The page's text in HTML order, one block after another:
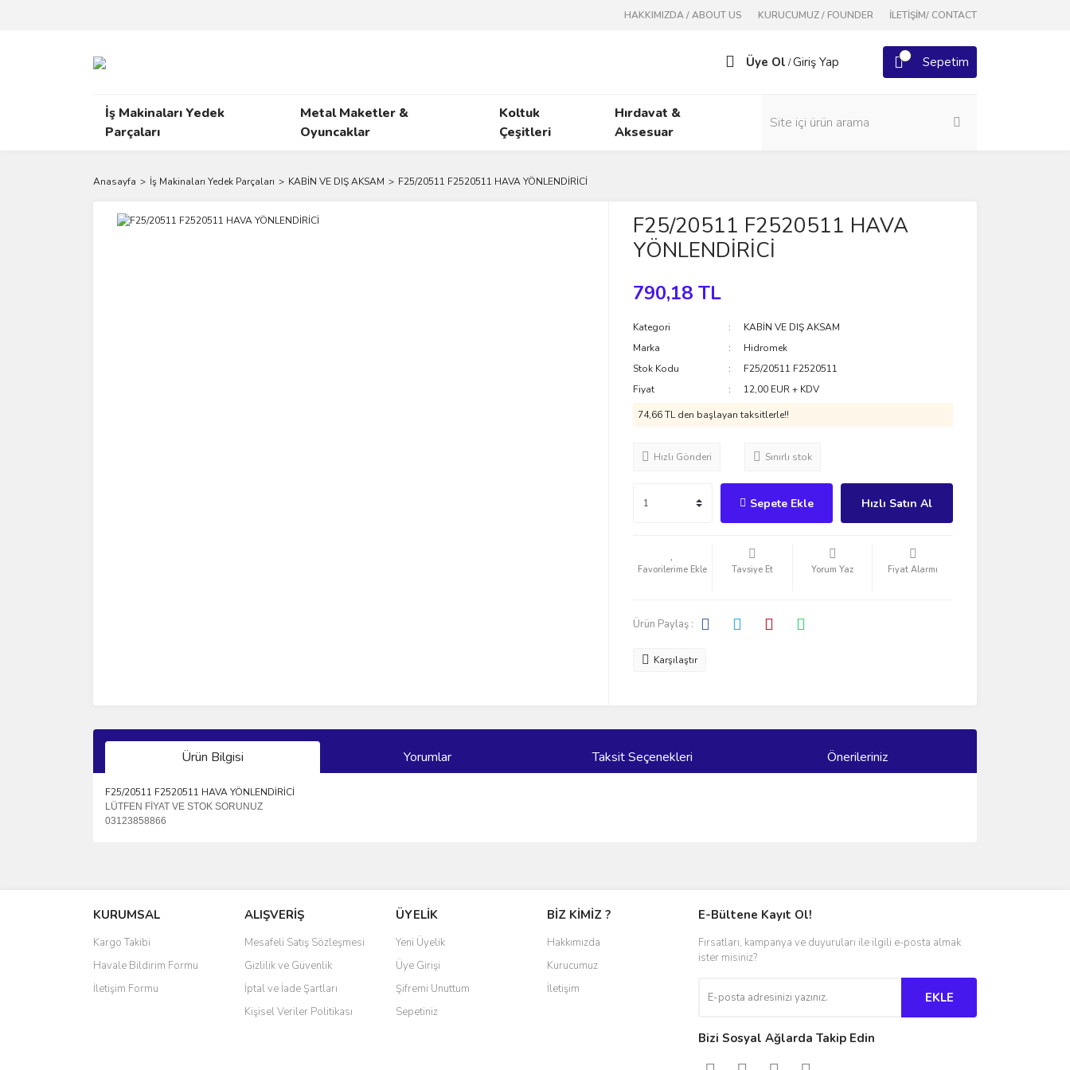
HAKKIMIZDA / ABOUT US KURUCUMUZ / FOUNDER İLETİŞİM/ CONTACT
Üye Ol /Giriş Yap Sepetim
İş Makinaları Yedek
Parçaları
Metal Maketler &
Oyuncaklar
Koltuk
Çeşitleri
Hırdavat &
Aksesuar
Anasayfa İş Makinaları Yedek Parçaları KABİN VE DIŞ AKSAM F25/20511 F2520511 HAVA YÖNLENDİRİCİ
F25/20511 F2520511 HAVA
YÖNLENDİRİCİ
790,18 TL
Kategori
KABİN VE DIŞ AKSAM
Marka
Hidromek
Stok Kodu
F25/20511 F2520511
Fiyat
12,00 EUR + KDV
74,66 TL den başlayan taksitlerle!!
Hızlı Gönderi Sınırlı stok
Sepete Ekle Hızlı Satın Al
Tavsiye Et Yorum Yaz Fiyat Alarmı
Ürün Paylaş :
Karşılaştır
Ürün Bilgisi Yorumlar Taksit Seçenekleri Önerileriniz
F25/20511 F2520511 HAVA YÖNLENDİRİCİ
LÜTFEN FİYAT VE STOK SORUNUZ
03123858866
Ürün resmi kalitesiz, bozuk veya görüntülenemiyor.
Ürün açıklamasında eksik bilgiler bulunuyor.
Ürün bilgilerinde hatalar bulunuyor.
Ürün fiyatı diğer sitelerden daha pahalı.
Bu ürüne benzer farklı alternatifler olmalı.
KURUMSAL
Kargo Takibi
Havale Bildirim Formu
İletişim Formu
ALIŞVERİŞ
Mesafeli Satış Sözleşmesi
Gizlilik ve Güvenlik
İptal ve İade Şartları
Kişisel Veriler Politikası
ÜYELİK
Yeni Üyelik
Üye Girişi
Şifremi Unuttum
Sepetiniz
BİZ KİMİZ ?
Hakkımızda
Kurucumuz
İletişim
E-Bültene Kayıt Ol!
Fırsatları, kampanya ve duyuruları ile ilgili e-posta almak
ister misiniz?
EKLE
Bizi Sosyal Ağlarda Takip Edin